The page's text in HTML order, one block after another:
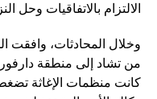
الالتزام بالاتفاقيات وحل
وخلال المحادثات، وافقت
من تشاد إلى منطقة
كانت منظمات الإغاثة